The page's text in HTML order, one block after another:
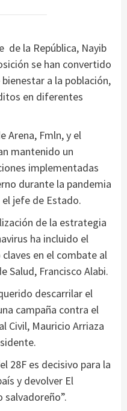
de la República, Nayib
se han convertido
a la población,
en diferentes
Arena, Fmln, y el
mantenido un
implementadas
durante la pandemia
jefe de Estado.
de la estrategia
ha incluido el
en el combate al
Salud, Francisco Alabi.
descarrilar el
campaña contra el
Civil, Mauricio Arriaza
28F es decisivo para la
y devolver El
salvadoreño”.